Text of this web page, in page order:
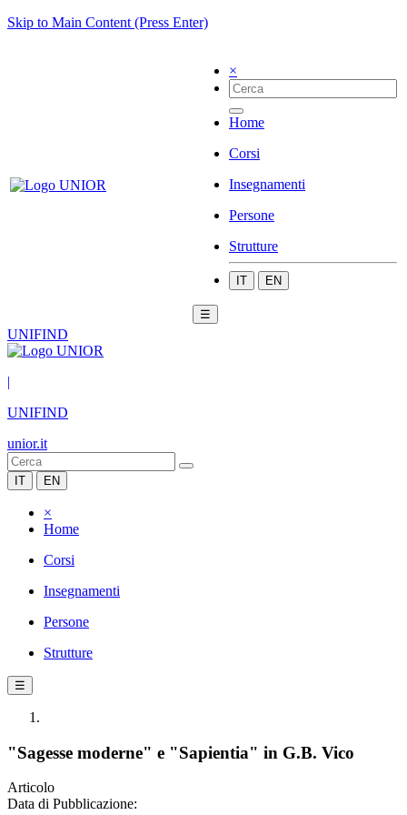
Skip to Main Content (Press Enter)
×
Home
Corsi
Insegnamenti
Persone
Strutture
IT EN
☰
UNIFIND
|
UNIFIND
unior.it
IT EN
×
Home
Corsi
Insegnamenti
Persone
Strutture
☰
"Sagesse moderne" e "Sapientia" in G.B. Vico
Articolo
Data di Pubblicazione: